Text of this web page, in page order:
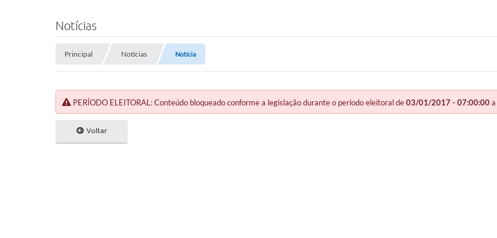
Notícias
Principal Notícias Notícia
PERÍODO ELEITORAL: Conteúdo bloqueado conforme a legislação durante o período eleitoral de03/01/2017 - 07:00:00a
Voltar